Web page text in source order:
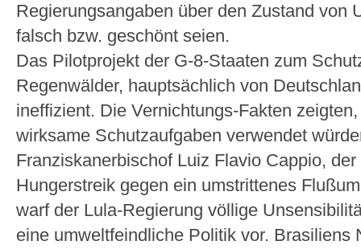
Regierungsangaben über den Zustand von
falsch bzw. geschönt seien.
Das Pilotprojekt der G-8-Staaten zum
Regenwälder, hauptsächlich von
ineffizient. Die Vernichtungs-Fakten
wirksame Schutzaufgaben verwendet
Franziskanerbischof Luiz Flavio Cappio,
Hungerstreik gegen ein umstrittenes
warf der Lula-Regierung völlige
eine umweltfeindliche Politik vor. Brasiliens